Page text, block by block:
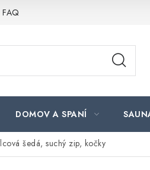
FAQ
DOMOV A SPANÍ
šedá, suchý zip, kočky